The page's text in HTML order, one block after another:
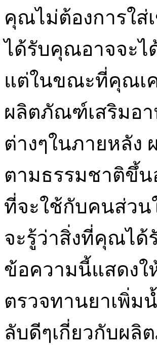
คุณไม่ต้องการใส่
ได้รับคุณอาจจะไ
แต่ในขณะที่คุณเค
ผลิตภัณฑ์เสริมอา
ต่างๆในภายหลัง
ตามธรรมชาติขึ้
ที่จะใช้กับคนส่วน
จะรู้ว่าสิ่งที่คุณได้
ข้อความนี้แสดงใ
ตรวจทานยาเพิ่ม
ลับดีๆเกี่ยวกับผ